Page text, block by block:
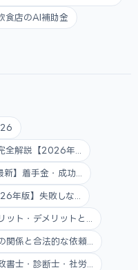
食店のAI補助金
全解説【2026年...
】着手金・成功...
年版】失敗しな...
ト・デメリットと...
係と合法的な依頼...
士・診断士・社労...